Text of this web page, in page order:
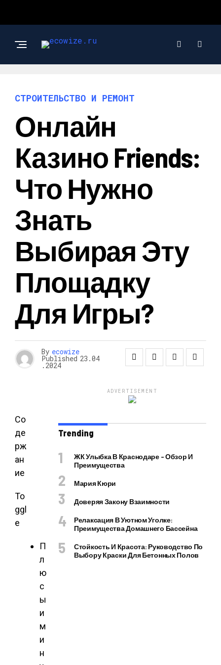
СТРОИТЕЛЬСТВО И РЕМОНТ
Онлайн
Казино Friends:
Что Нужно
Знать
Выбирая Эту
Площадку
Для Игры?
By ecowize
Published 23.04
.2024
Со
де
рж
ан
ие
To
ggl
e
П
л
ю
с
ы
и
м
и
н
ADVERTISEMENT
Trending
ЖК Улыбка В Краснодаре – Обзор И
Преимущества
Мария Кюри
Доверяя Закону Взаимности
Релаксация В Уютном Уголке:
Преимущества Домашнего Бассейна
Стойкость И Красота: Руководство По
Выбору Краски Для Бетонных Полов